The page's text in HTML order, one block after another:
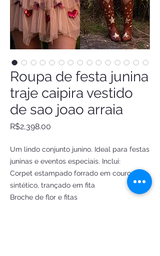
Roupa de festa junina
traje caipira vestido
de sao joao arraia
R$2,398.00
Um lindo conjunto junino. Ideal para festas
juninas e eventos especiais. Inclui:
Corpet estampado forrado em couro
sintético, trançado em fita
Broche de flor e fitas